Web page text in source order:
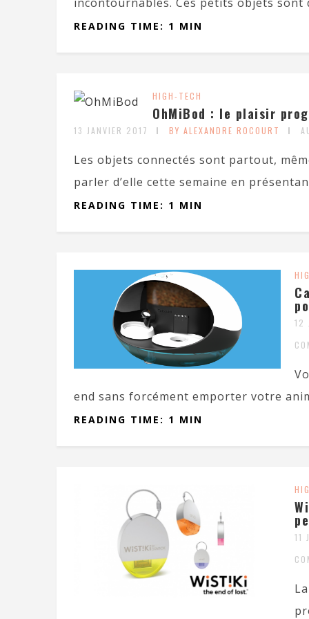
READING TIME: 1 MIN
HIGH-TECH
OhMiBod : le plaisir
13 JANVIER 2017 BY ALEXANDRE ROCOURT
Les objets connectés sont partout,
parler d’elle cette semaine en
READING TIME: 1 MIN
12
end sans forcément emporter votre
READING TIME: 1 MIN
11